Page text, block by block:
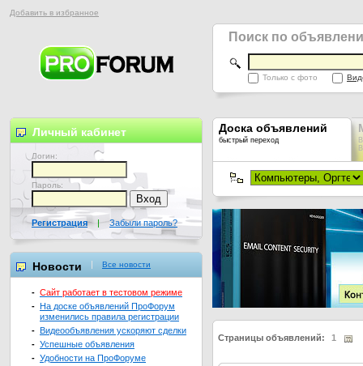
Добавить в избранное
Поиск по
Только с фото
Доска объявлений
быстрый переход
Страницы объявлений: 1
Личный кабинет
Логин:
Пароль:
Регистрация | Забыли пароль?
Новости Все новости
- Сайт работает в тестовом режиме
- На доске объявлений ПроФорум
изменились правила регистрации
- Видеообъявления ускоряют сделки
- Успешные объявления
- Удобности на ПроФоруме